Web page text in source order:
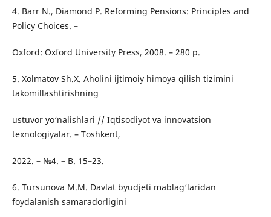
4. Barr N., Diamond P. Reforming Pensions: Principles and
Policy Choices. –
Oxford: Oxford University Press, 2008. – 280 p.
5. Xolmatov Sh.X. Aholini ijtimoiy himoya qilish tizimini
takomillashtirishning
ustuvor yo‘nalishlari // Iqtisodiyot va innovatsion
texnologiyalar. – Toshkent,
2022. – №4. – B. 15–23.
6. Tursunova M.M. Davlat byudjeti mablag‘laridan
foydalanish samaradorligini